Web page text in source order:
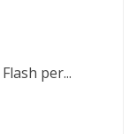
per...